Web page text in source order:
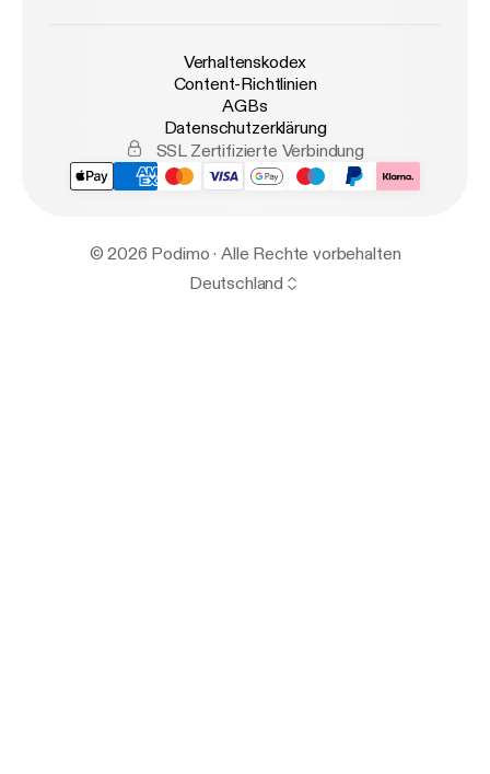
Verhaltenskodex
Content-Richtlinien
AGBs
Datenschutzerklärung
SSL Zertifizierte Verbindung
© 2026 Podimo · Alle Rechte vorbehalten
Deutschland